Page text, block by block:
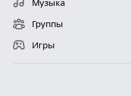
Музыка
Группы
Игры